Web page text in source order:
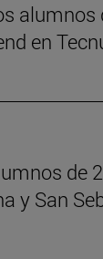
en
de
y San